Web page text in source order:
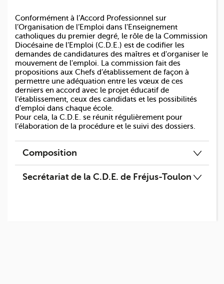
Conformément à l’Accord Professionnel sur
l’Organisation de l’Emploi dans l'Enseignement
catholiques du premier degré, le rôle de la Commission
Diocésaine de l’Emploi (C.D.E.) est de codifier les
demandes de candidatures des maîtres et d'organiser le
mouvement de l'emploi. La commission fait des
propositions aux Chefs d’établissement de façon à
permettre une adéquation entre les vœux de ces
derniers en accord avec le projet éducatif de
l’établissement, ceux des candidats et les possibilités
d’emploi dans chaque école.
Pour cela, la C.D.E. se réunit régulièrement pour
l’élaboration de la procédure et le suivi des dossiers.
Composition
Secrétariat de la C.D.E. de Fréjus-Toulon